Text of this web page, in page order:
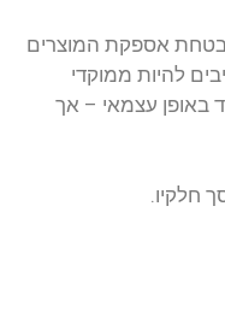
אספקת המוצרים
להיות ממוקדי
באופן עצמאי – אך
חלקיו.